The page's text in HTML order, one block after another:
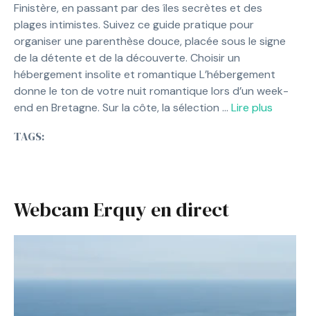
Finistère, en passant par des îles secrètes et des
plages intimistes. Suivez ce guide pratique pour
organiser une parenthèse douce, placée sous le signe
de la détente et de la découverte. Choisir un
hébergement insolite et romantique L’hébergement
donne le ton de votre nuit romantique lors d’un week-
end en Bretagne. Sur la côte, la sélection … Lire plus
TAGS:
Webcam Erquy en direct